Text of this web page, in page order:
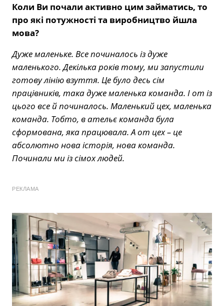
Коли Ви почали активно цим займатись, то
про які потужності та виробництво йшла
мова?
Дуже маленьке. Все починалось із дуже
маленького. Декілька років тому, ми запустили
готову лінію взуття. Це було десь сім
працівників, така дуже маленька команда. І от із
цього все й починалось. Маленький цех, маленька
команда. Тобто, в ательє команда була
сформована, яка працювала. А от цех – це
абсолютно нова історія, нова команда.
Починали ми із сімох людей.
РЕКЛАМА